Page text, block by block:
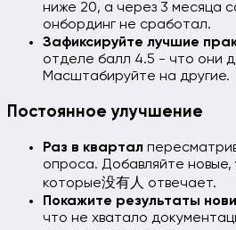
ниже 20, а через 3 месяца
онбординг не сработал.
Зафиксируйте лучшие
отделе балл 4.5 - что они
Масштабируйте на другие.
Постоянное улучшение
Раз в квартал
опроса. Добавляйте новые,
которые没有人 отвечает.
Покажите результаты
что не хватало